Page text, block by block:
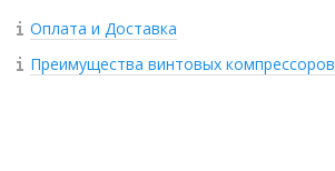
Оплата и Доставка
Преимущества винтовых компрессоров